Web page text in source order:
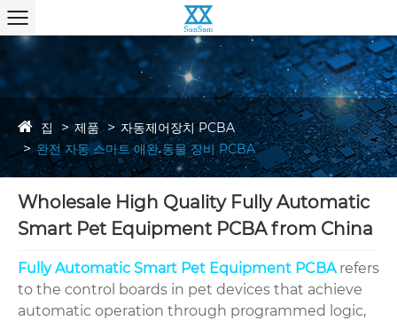
집 제품
자동제어장치 PCBA
완전 자동 스마트 애완 동물 장비 PCBA
Wholesale High Quality Fully Automatic
Smart Pet Equipment PCBA from China
Fully Automatic Smart Pet Equipment PCBArefers
to the control boards in pet devices that achieve
automatic operation through programmed logic,